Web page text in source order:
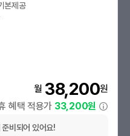
본제공
월 38,200원
혜택 적용가 33,200원
비되어 있어요!